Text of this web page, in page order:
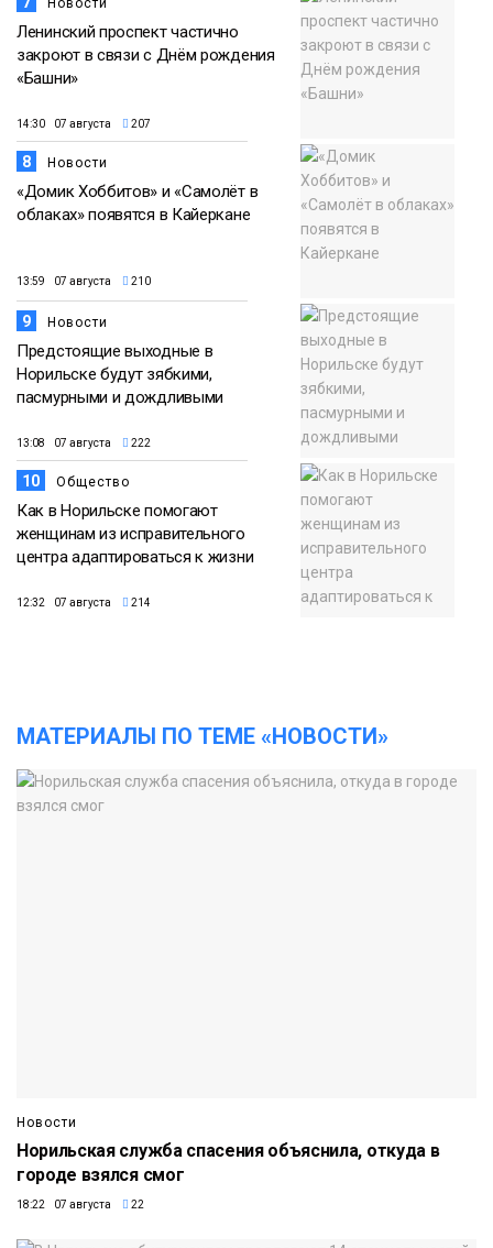
Ленинский проспект частично
закроют в связи с Днём рождения
«Башни»
14:30 07 августа 207
8 Новости
«Домик Хоббитов» и «Самолёт в
облаках» появятся в Кайеркане
13:59 07 августа 210
9 Новости
Предстоящие выходные в
Норильске будут зябкими,
пасмурными и дождливыми
13:08 07 августа 222
10 Общество
Как в Норильске помогают
женщинам из исправительного
центра адаптироваться к жизни
12:32 07 августа 214
МАТЕРИАЛЫ ПО ТЕМЕ «НОВОСТИ»
Новости
Норильская служба спасения объяснила, откуда в
городе взялся смог
18:22 07 августа 22